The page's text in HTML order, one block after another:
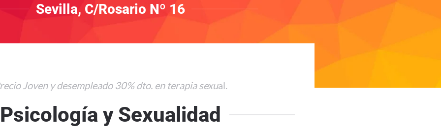
Sevilla, C/Rosario Nº 16
Joven y desempleado 30% dto. en terapia sexual.
Psicología y Sexualidad